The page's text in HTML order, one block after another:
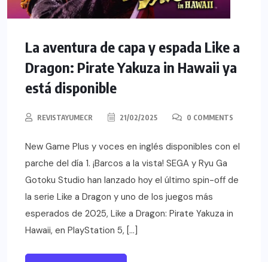
La aventura de capa y espada Like a
Dragon: Pirate Yakuza in Hawaii ya
está disponible
REVISTAYUMECR 21/02/2025 0 COMMENTS
New Game Plus y voces en inglés disponibles con el
parche del día 1. ¡Barcos a la vista! SEGA y Ryu Ga
Gotoku Studio han lanzado hoy el último spin-off de
la serie Like a Dragon y uno de los juegos más
esperados de 2025, Like a Dragon: Pirate Yakuza in
Hawaii, en PlayStation 5, […]